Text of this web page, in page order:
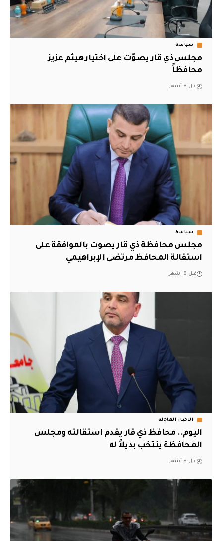
سياسة
مجلس ذي قار يصوّت على اختيار هيثم عزيز
محافظاً
قبل 8 أشهر
سياسة
مجلس محافظة ذي قار يصوت بالموافقة على
استقالة المحافظ مرتضى الإبراهيمي
قبل 8 أشهر
الاخبار العاجلة
اليوم.. محافظ ذي قار يقدم استقالته ومجلس
المحافظة ينتخب بديلاً له
قبل 8 أشهر